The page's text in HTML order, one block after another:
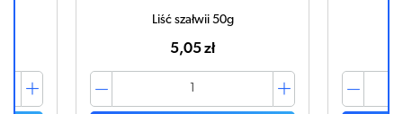
Liść szałwii 50g
5,05 zł